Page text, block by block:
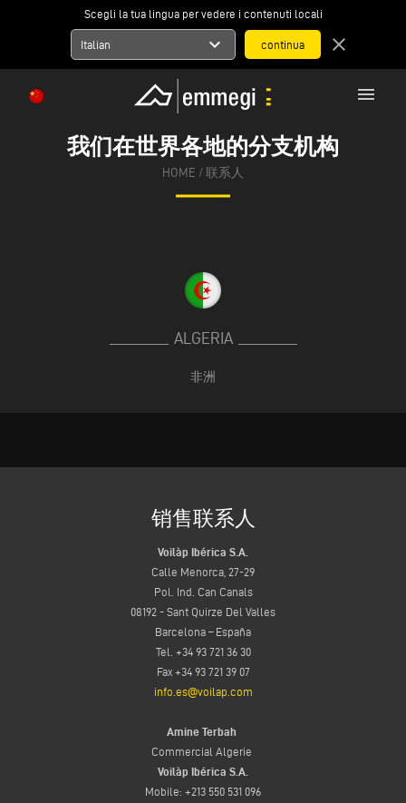
Scegli la tua lingua per vedere i contenuti locali
Italian expand_more close
menu
我们在世界各地的分支机构
HOME / 联系人
ALGERIA
非洲
销售联系人
Voilàp Ibérica S.A.
Calle Menorca, 27-29
Pol. Ind. Can Canals
08192 - Sant Quirze Del Valles
Barcelona – España
Tel. +34 93 721 36 30
Fax +34 93 721 39 07
info.es@voilap.com
Amine Terbah
Commercial Algerie
Voilàp Ibérica S.A.
Mobile: +213 550 531 096